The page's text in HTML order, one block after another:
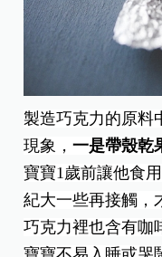
製造巧克力的原料
現象，一是帶殼乾
寶寶1歲前讓他食
紀大一些再接觸，
巧克力裡也含有咖